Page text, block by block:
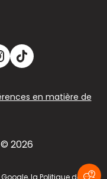
en matière de
2026
Google, la Politique de